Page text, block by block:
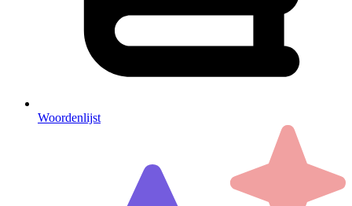
Woordenlijst